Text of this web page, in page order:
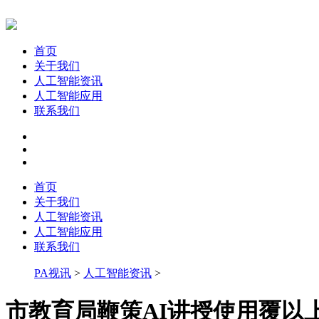
首页
关于我们
人工智能资讯
人工智能应用
联系我们
首页
关于我们
人工智能资讯
人工智能应用
联系我们
PA视讯 > 人工智能资讯 >
市教育局鞭策AI讲授使用覆以